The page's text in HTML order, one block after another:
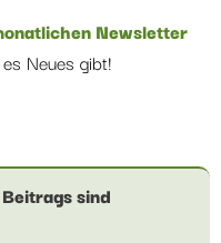
Newsletter
Neues gibt!
sind